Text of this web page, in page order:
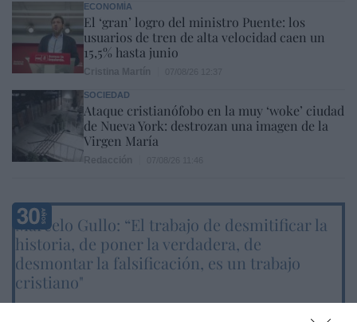
ECONOMÍA
El ‘gran’ logro del ministro Puente: los
usuarios de tren de alta velocidad caen un
15,5% hasta junio
SOCIEDAD
Ataque cristianófobo en la muy ‘woke’ ciudad
de Nueva York: destrozan una imagen de la
Virgen María
Marcelo Gullo: “El trabajo de desmitificar la
historia, de poner la verdadera, de
desmontar la falsificación, es un trabajo
cristiano"
por Hispanidad